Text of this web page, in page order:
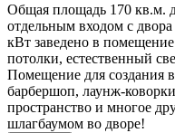
Общая площадь 170 кв.м.
отдельным входом с
кВт заведено в
потолки, естественный
Помещение для создания
барбершоп, лаунж-
пространство и многое
шлагбаумом во дворе!